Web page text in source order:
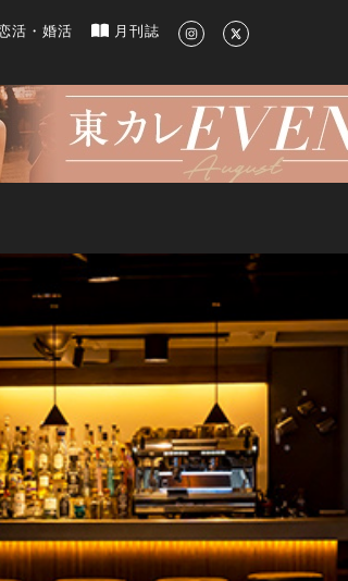
ルメ、洗練されたライフスタイル情報
活・婚活 月刊誌